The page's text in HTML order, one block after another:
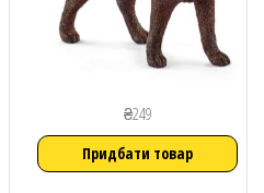
₴249
Придбати товар